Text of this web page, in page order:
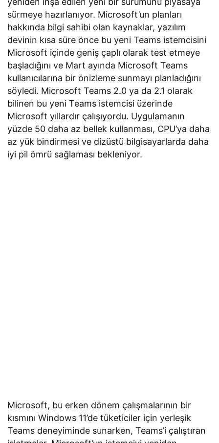
sürmeye hazırlanıyor. Microsoft’un planları
hakkında bilgi sahibi olan kaynaklar, yazılım
devinin kısa süre önce bu yeni Teams istemcisini
Microsoft içinde geniş çaplı olarak test etmeye
başladığını ve Mart ayında Microsoft Teams
kullanıcılarına bir önizleme sunmayı planladığını
söyledi. Microsoft Teams 2.0 ya da 2.1 olarak
bilinen bu yeni Teams istemcisi üzerinde
Microsoft yıllardır çalışıyordu. Uygulamanın
yüzde 50 daha az bellek kullanması, CPU’ya daha
az yük bindirmesi ve dizüstü bilgisayarlarda daha
iyi pil ömrü sağlaması bekleniyor.
Microsoft, bu erken dönem çalışmalarının bir
kısmını Windows 11’de tüketiciler için yerleşik
Teams deneyiminde sunarken, Teams’i çalıştıran